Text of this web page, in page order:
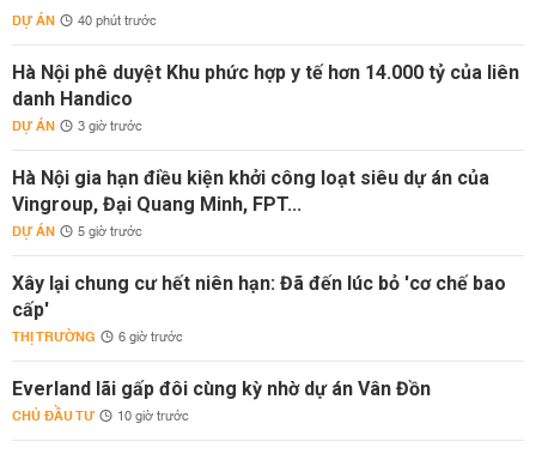
DỰ ÁN 40 phút trước
Hà Nội phê duyệt Khu phức hợp y tế hơn 14.000 tỷ của liên
danh Handico
DỰ ÁN 3 giờ trước
Hà Nội gia hạn điều kiện khởi công loạt siêu dự án của
Vingroup, Đại Quang Minh, FPT...
DỰ ÁN 5 giờ trước
Xây lại chung cư hết niên hạn: Đã đến lúc bỏ 'cơ chế bao
cấp'
THỊ TRƯỜNG 6 giờ trước
Everland lãi gấp đôi cùng kỳ nhờ dự án Vân Đồn
CHỦ ĐẦU TƯ 10 giờ trước